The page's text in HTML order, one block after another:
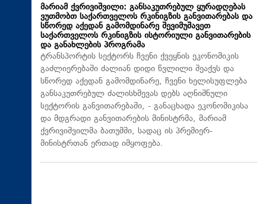
მარიამ ქვრივიშვილი: განსაკუთრებულ ყურადღებას
ვუთმობთ საქართველოს რკინიგზის განვითარებას და
სწორედ აქედან გამომდინარე შევიმუშავეთ
საქართველოს რკინიგზის ისტორიული განვითარების
და განახლების პროგრამა
ტრანსპორტის სექტორს ჩვენი ქვეყნის ეკონომიკის
გაძლიერებაში ძალიან დიდი წვლილი შეაქვს და
სწორედ აქედან გამომდინარე, ჩვენი ხელისუფლება
განსაკუთრებულ ძალისხმევას დებს აღნიშნული
სექტორის განვითარებაში, - განაცხადა ეკონომიკისა
და მდგრადი განვითარების მინისტრმა, მარიამ
ქვრივიშვილმა ბათუმში, სადაც ის პრემიერ-
მინისტრთან ერთად იმყოფება.